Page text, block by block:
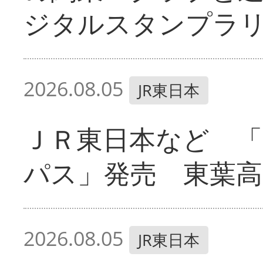
ジタルスタンプラ
2026.08.05 JR東日本
ＪＲ東日本など
パス」発売 東葉
2026.08.05 JR東日本